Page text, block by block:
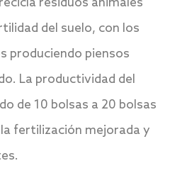
residuos animales
del suelo, con los
produciendo piensos
La productividad del
de 10 bolsas a 20 bolsas
fertilización mejorada y